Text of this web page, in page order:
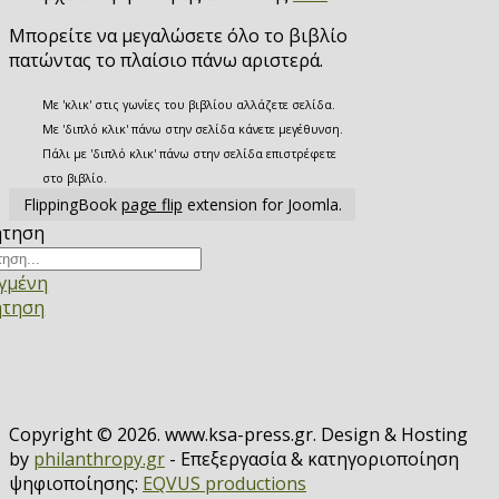
Μπορείτε να μεγαλώσετε όλο το βιβλίο
πατώντας το πλαίσιο πάνω αριστερά.
Με 'κλικ' στις γωνίες του βιβλίου αλλάζετε σελίδα.
Με 'διπλό κλικ' πάνω στην σελίδα κάνετε μεγέθυνση.
Πάλι με 'διπλό κλικ' πάνω στην σελίδα επιστρέφετε
στο βιβλίο.
FlippingBook page flip extension for Joomla.
Copyright © 2026. www.ksa-press.gr. Design & Hosting
by philanthropy.gr - Επεξεργασία & κατηγοριοποίηση
ψηφιοποίησης: EQVUS productions